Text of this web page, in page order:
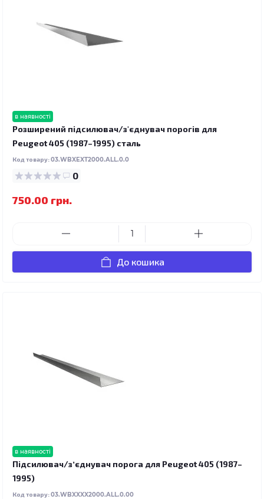
в наявності
Розширений підсилювач/з'єднувач порогів для
Peugeot 405 (1987–1995) сталь
Код товару:03.WBXEXT2000.ALL.0.0
0
750.00 грн.
До кошика
в наявності
Підсилювач/зʼєднувач порога для Peugeot 405 (1987–
1995)
Код товару:03.WBXXXX2000.ALL.0.00